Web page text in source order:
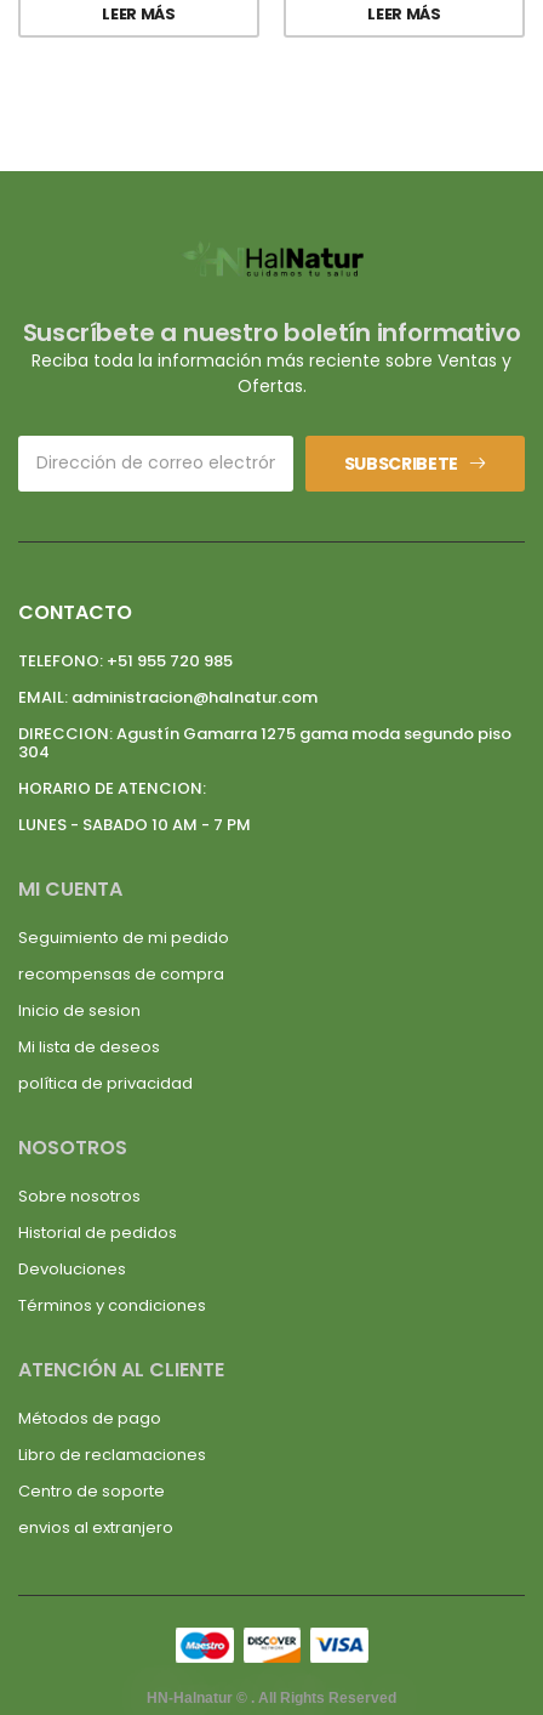
LEER MÁS LEER MÁS
Suscríbete a nuestro boletín informativo
Reciba toda la información más reciente sobre Ventas y
Ofertas.
SUBSCRIBETE
CONTACTO
TELEFONO: +51 955 720 985
EMAIL: administracion@halnatur.com
DIRECCION:Agustín Gamarra 1275 gama moda segundo piso
304
HORARIO DE ATENCION:
LUNES - SABADO 10 AM - 7 PM
MI CUENTA
Seguimiento de mi pedido
recompensas de compra
Inicio de sesion
Mi lista de deseos
política de privacidad
NOSOTROS
Sobre nosotros
Historial de pedidos
Devoluciones
Términos y condiciones
ATENCIÓN AL CLIENTE
Métodos de pago
Libro de reclamaciones
Centro de soporte
envios al extranjero
HN-Halnatur © . All Rights Reserved